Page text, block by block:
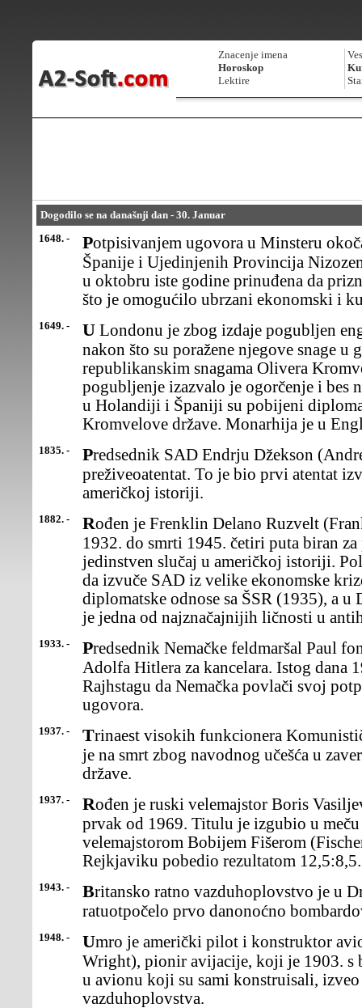
Znacenje imena
Horoskop
Lektire
Dogodilo se na današnji dan - 30. Januar
1648. -
Potpisivanjem ugovora u Minsteru okočan je osmogodišnjirat
Španije i Ujedinjenih Provincija
u oktobru iste godine prinuđena da
što je omogućilo ubrzani ekonomski i
1649. - U Londonu je zbog izdaje pogubljen engleski kralj Čarls I(Charles),
nakon što su poražene njegove snage u
republikanskim snagama Olivera
pogubljenje izazvalo je ogorčenje i bes
u Holandiji i Španiji su pobijeni
Kromvelove države. Monarhija je u
1835. - Predsednik SAD Endrju Džekson (Andrew Jackson)
preživeoatentat. To je bio prvi atentat
američkoj istoriji.
1882. - Rođen je Frenklin Delano Ruzvelt (Franklin, Roosevelt),koji je od
1932. do smrti 1945. četiri puta biran
jedinstven slučaj u američkoj istoriji.
da izvuče SAD iz velike ekonomske
diplomatske odnose sa ŠSR (1935), a
je jedna od najznačajnijih ličnosti u
1933. - Predsednik Nemačke feldmaršal Paul fon Hindenburg jeimenovao
Adolfa Hitlera za kancelara. Istog dana
Rajhstagu da Nemačka povlači svoj
ugovora.
1937. - Trinaest visokih funkcionera Komunističke partije SSSR-aosuđeno
je na smrt zbog navodnog učešća u
države.
1937. - Rođen je ruski velemajstor Boris Vasiljevič Spaski,svetski šahovski
prvak od 1969. Titulu je izgubio u
velemajstorom Bobijem Fišerom
Rejkjaviku pobedio rezultatom 12,5:8,5.
1943. - Britansko ratno vazduhoplovstvo je u Drugom svetskom
ratuotpočelo prvo danonoćno
1948. - Umro je američki pilot i konstruktor aviona Orvil Rajt(Orville
Wright), pionir avijacije, koji je 1903.
u avionu koji su sami konstruisali,
vazduhoplovstva.